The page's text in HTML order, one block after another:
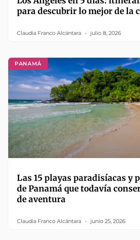
para descubrir lo mejor de la
Claudia Franco Alcántara julio 8, 2026
PANAMÁ
Las 15 playas paradisíacas y
de Panamá que todavía
de aventura
Claudia Franco Alcántara junio 25, 2026